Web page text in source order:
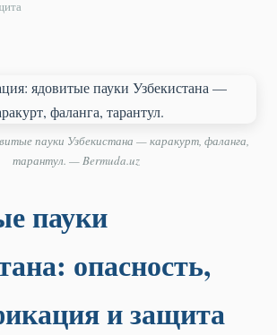
пауки Узбекистана — каракурт, фаланга,
тарантул. — Bermuda.uz
пауки
опасность,
и защита